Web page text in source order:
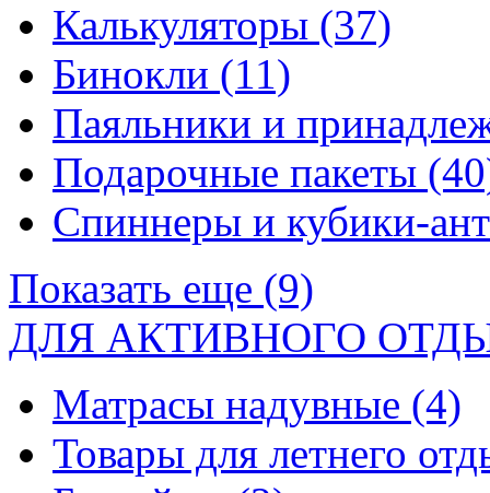
Калькуляторы (37)
Бинокли (11)
Паяльники и
Подарочные пакеты
Спиннеры и кубики-
Показать еще (9)
ДЛЯ АКТИВНОГО
Матрасы надувные (4)
Товары для летнего